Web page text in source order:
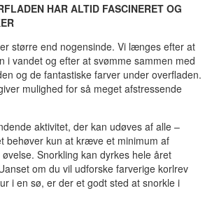
HAR ALTID FASCINERET OG
større end nogensinde. Vi længes efter at
vandet og efter at svømme sammen med
og de fantastiske farver under overfladen.
mulighed for så meget afstressende
aktivitet, der kan udøves af alle –
behøver kun at kræve et minimum af
Snorkling kan dyrkes hele året
om du vil udforske farverige korlrev
i en sø, er der et godt sted at snorkle i